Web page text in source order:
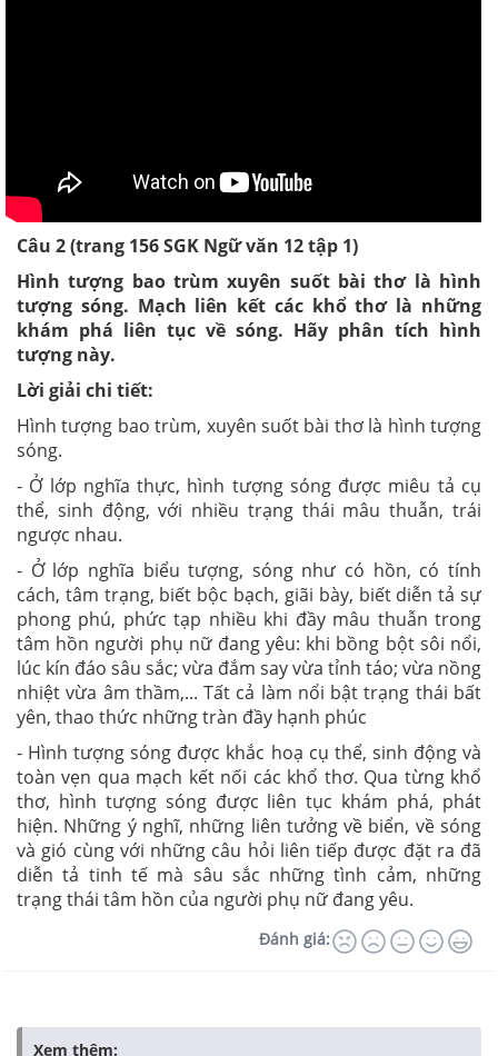
Câu 2 (trang 156 SGK Ngữ văn 12 tập 1)
Hình tượng bao trùm xuyên suốt bài thơ là hình
tượng sóng. Mạch liên kết các khổ thơ là những
khám phá liên tục về sóng. Hãy phân tích hình
tượng này.
Lời giải chi tiết:
Hình tượng bao trùm, xuyên suốt bài thơ là hình tượng
sóng.
- Ở lớp nghĩa thực, hình tượng sóng được miêu tả cụ
thể, sinh động, với nhiều trạng thái mâu thuẫn, trái
ngược nhau.
- Ở lớp nghĩa biểu tượng, sóng như có hồn, có tính
cách, tâm trạng, biết bộc bạch, giãi bày, biết diễn tả sự
phong phú, phức tạp nhiều khi đầy mâu thuẫn trong
tâm hồn người phụ nữ đang yêu: khi bồng bột sôi nổi,
lúc kín đáo sâu sắc; vừa đắm say vừa tỉnh táo; vừa nồng
nhiệt vừa âm thầm,... Tất cả làm nổi bật trạng thái bất
yên, thao thức những tràn đầy hạnh phúc
- Hình tượng sóng được khắc hoạ cụ thể, sinh động và
toàn vẹn qua mạch kết nối các khổ thơ. Qua từng khổ
thơ, hình tượng sóng được liên tục khám phá, phát
hiện. Những ý nghĩ, những liên tưởng về biển, về sóng
và gió cùng với những câu hỏi liên tiếp được đặt ra đã
diễn tả tinh tế mà sâu sắc những tình cảm, những
trạng thái tâm hồn của người phụ nữ đang yêu.
Đánh giá:
Xem thêm: